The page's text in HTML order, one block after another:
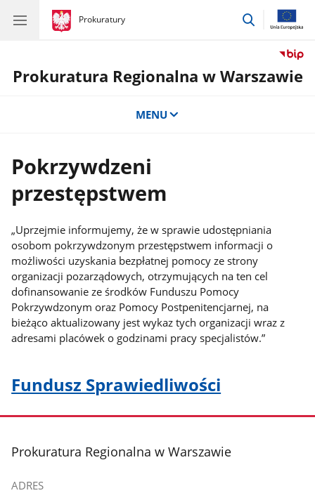
gov.pl
Prokuratury
gov.pl
Prokuratury
przejdź
Prokuratura Regionalna w Warszawie
MENU
Pokrzywdzeni
przestępstwem
„Uprzejmie informujemy, że w sprawie udostępniania
osobom pokrzywdzonym przestępstwem informacji o
możliwości uzyskania bezpłatnej pomocy ze strony
organizacji pozarządowych, otrzymujących na ten cel
dofinansowanie ze środków Funduszu Pomocy
Pokrzywdzonym oraz Pomocy Postpenitencjarnej, na
bieżąco aktualizowany jest wykaz tych organizacji wraz z
adresami placówek o godzinami pracy specjalistów.”
Fundusz Sprawiedliwości
stopka
Prokuratura Regionalna w Warszawie
ADRES